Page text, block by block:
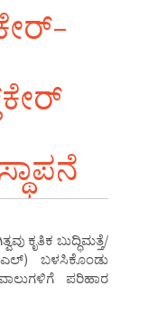
ಕೃತಿಕ ಬುದ್ಧಿಮತ್ತೆ/
ಬಳಸಿಕೊಂಡು
ಪರಿಹಾರ